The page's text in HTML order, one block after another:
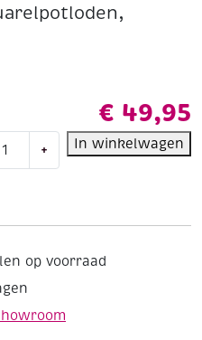
€ 49,95
+ In winkelwagen
op voorraad